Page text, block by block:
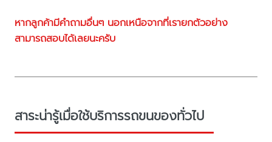
หากลูกค้ามีคำถามอื่นๆ นอกเหนือจากที่เรายกตัวอย่าง
สามารถสอบได้เลยนะครับ
สาระน่ารู้เมื่อใช้บริการรถขนของทั่วไป